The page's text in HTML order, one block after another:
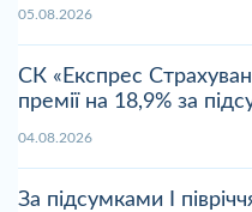
05.08.2026
СК «Експрес
премії на 18,9% за
04.08.2026
За підсумками І